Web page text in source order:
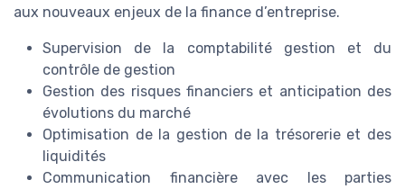
aux nouveaux enjeux de la finance d’entreprise.
Supervision de la comptabilité gestion et du
contrôle de gestion
Gestion des risques financiers et anticipation des
évolutions du marché
Optimisation de la gestion de la trésorerie et des
liquidités
Communication financière avec les parties